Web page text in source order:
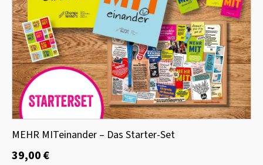
MEHR MITeinander – Das Starter-Set
39,00€